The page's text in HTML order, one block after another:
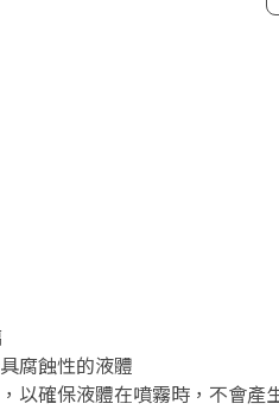
腐蝕性的液體
以確保液體在噴霧時，不會產